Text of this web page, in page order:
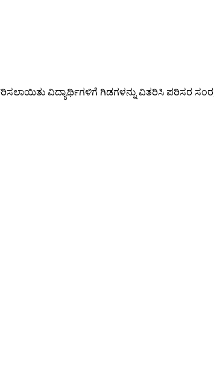
ವಿದ್ಯಾರ್ಥಿಗಳಿಗೆ ಗಿಡಗಳನ್ನು ವಿತರಿಸಿ ಪರಿಸರ